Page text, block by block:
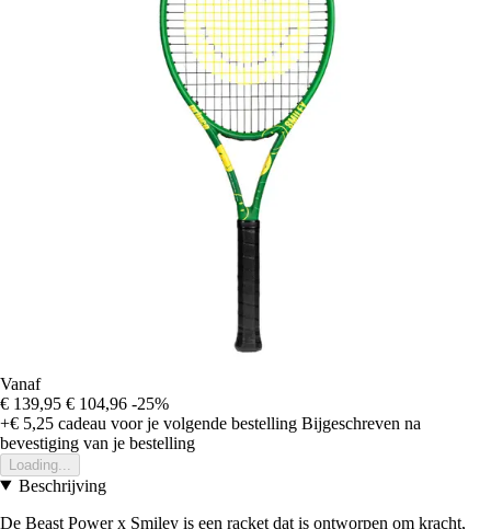
Vanaf
€ 139,95 € 104,96 -25%
+€ 5,25 cadeau voor je volgende bestelling Bijgeschreven na
bevestiging van je bestelling
Loading...
Beschrijving
De Beast Power x Smiley is een racket dat is ontworpen om kracht,